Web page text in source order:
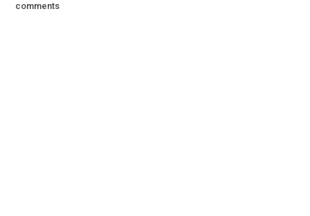
comments